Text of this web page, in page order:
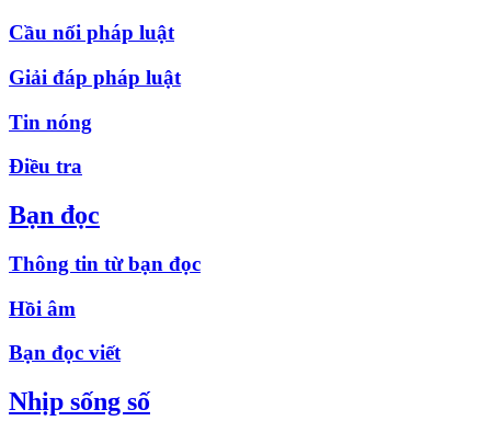
Cầu nối pháp luật
Giải đáp pháp luật
Tin nóng
Điều tra
Bạn đọc
Thông tin từ bạn đọc
Hồi âm
Bạn đọc viết
Nhịp sống số